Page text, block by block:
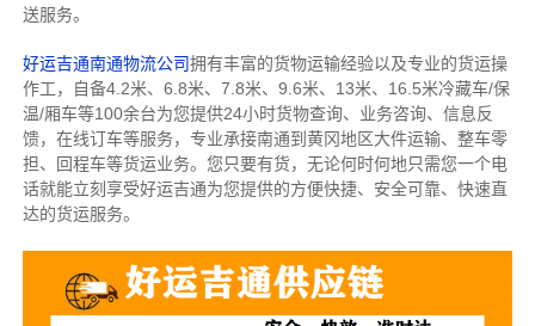
送服务。
好运吉通南通物流公司拥有丰富的货物运输经验以及专业的货运操
作工，自备4.2米、6.8米、7.8米、9.6米、13米、16.5米冷藏车/保
温/厢车等100余台为您提供24小时货物查询、业务咨询、信息反
馈，在线订车等服务， 专业承接南通到黄冈地区大件运输、整车零
担、回程车等货运业务。 您只要有货，无论何时何地只需您一个电
话就能立刻享受好运吉通为您提供的方便快捷、安全可靠、快速直
达的货运服务。